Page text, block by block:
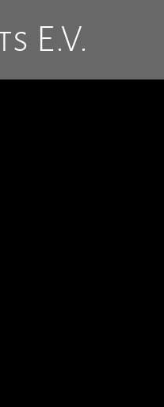
E.V.